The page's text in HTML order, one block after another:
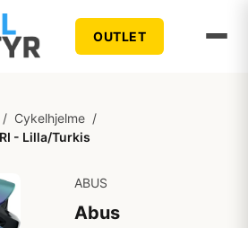
OUTLET
/ Cykelhjelme /
- Lilla/Turkis
ABUS
Abus